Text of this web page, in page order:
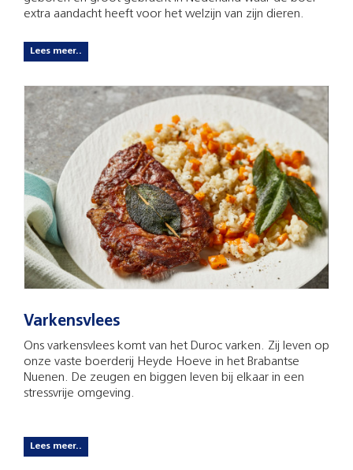
extra aandacht heeft voor het welzijn van zijn dieren.
Lees meer..
Varkensvlees
Ons varkensvlees komt van het Duroc varken. Zij leven op
onze vaste boerderij Heyde Hoeve in het Brabantse
Nuenen. De zeugen en biggen leven bij elkaar in een
stressvrije omgeving.
Lees meer..